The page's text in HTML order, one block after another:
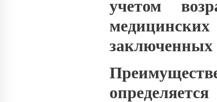
учетом
заключенных